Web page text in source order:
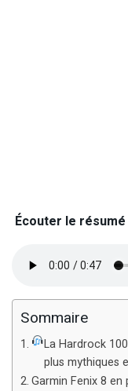
Écouter le résumé
Sommaire
La Hardrock
plus mythiques
Garmin Fenix 8